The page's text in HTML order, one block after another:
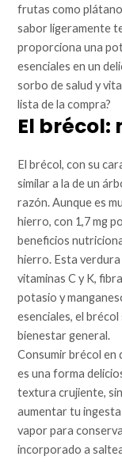
frutas como
sabor ligeramente
proporciona una
esenciales en un
sorbo de salud y
lista de la compra?
El brécol:
El brécol, con su
similar a la de un
razón. Aunque es
hierro, con 1,7 mg
beneficios
hierro. Esta
vitaminas C y K,
potasio y
esenciales, el
bienestar general.
Consumir brécol en
es una forma
textura crujiente,
aumentar tu
vapor para
incorporado a